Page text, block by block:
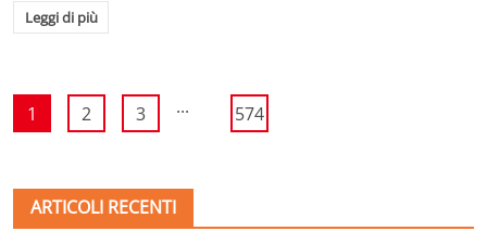
Leggi di più
1 2 3 ... 574
ARTICOLI RECENTI